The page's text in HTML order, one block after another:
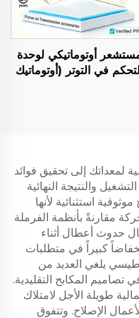
أوتوماتيكي لوحدة
في التوتر (أوتوماتيك
لمعداتك إلى تحقيق فوائد
والنتيجة النهائية
استثنائية لأنها
مقارنةً بأنظمة الفرملة
حدوث أعطال أثناء
كبيراً في متطلبات
يلغي العديد من
تصاميم المكابح التقليدية.
طويلة الأجل لامتلاك
الإصلاح. وتتفوق